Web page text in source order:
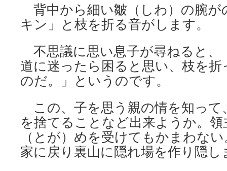
背中から細い皺（しわ）の腕が
キン」と枝を折る音がします。
不思議に思い息子が尋ねると、
道に迷ったら困ると思い、枝を
のだ。」というのです。
この、子を思う親の情を知って
を捨てることなど出来ようか。
（とが）めを受けてもかまわな
家に戻り裏山に隠れ場を作り隠し